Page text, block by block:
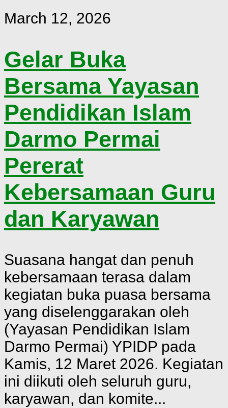
March 12, 2026
Gelar Buka
Bersama Yayasan
Pendidikan Islam
Darmo Permai
Pererat
Kebersamaan Guru
dan Karyawan
Suasana hangat dan penuh
kebersamaan terasa dalam
kegiatan buka puasa bersama
yang diselenggarakan oleh
(Yayasan Pendidikan Islam
Darmo Permai) YPIDP pada
Kamis, 12 Maret 2026. Kegiatan
ini diikuti oleh seluruh guru,
karyawan, dan komite...